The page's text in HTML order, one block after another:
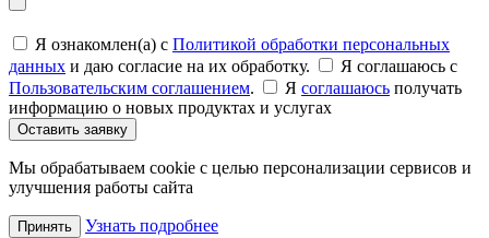
Я ознакомлен(а) с Политикой обработки персональных
данных и даю согласие на их обработку.
Я соглашаюсь c
Пользовательским соглашением. Я соглашаюсь получать
информацию о новых продуктах и услугах
Оставить заявку
Мы обрабатываем cookie с целью персонализации сервисов и
улучшения работы сайта
Принять Узнать подробнее